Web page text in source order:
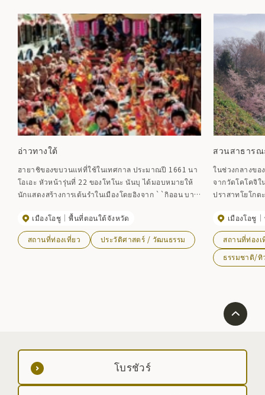
อ่าวทางใต้
ฮายาชิของขบวนแห่ที่ใช้ในเทศกาล ประมาณปี 1661 นา
โอเอะ หัวหน้ารุ่นที่ 22 ของโทโนะ นันบุ ได้มอบหมายให้
นักแสดงสร้างการเต้นรำในเมืองโดยอิงจาก ``กิออน บา
เข้าด้วยกัน
เมืองโอชู พื้นที่ตอนใต้จังหวัด
สถานที่ท่องเที่ยว ประวัติศาสตร์ / วัฒนธรรม
สวนสาธารณ
ในช่วงกลางขอ
จากวัดโคโคจิใ
ปราสาทโยโกต
Hachinohe แ
Nabekura เป็
Nabekura ถูก
หอคอยปราสา
เมือง และใน
เมืองโอชู
สถานที่ท่องเ
ธรรมชาติ/
โบรชัวร์